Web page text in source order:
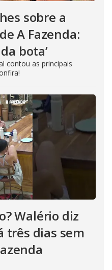
sobre a
A Fazenda:
bota’
contou as principais
Walério diz
três dias sem